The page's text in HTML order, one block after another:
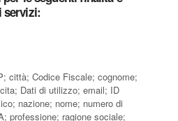
servizi:
città; Codice Fiscale; cognome;
Dati di utilizzo; email; ID
nazione; nome; numero di
professione; ragione sociale;